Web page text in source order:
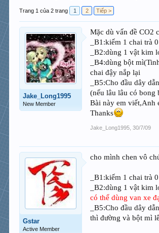
Trang 1 của 2 trang 1 2 Tiếp >
Jake_Long1995
New Member
Mặc dù vấn đề CO2
_B1:kiếm 1 chai trà
_B2:dùng 1 vật kim
_B4:dùng bột
chai đậy nắp lại
_B5:Cho đầu dây
(nếu lâu lâu có bong
Bài này em viết,Anh
Thanks
Jake_Long1995 30/7/09
Gstar
Active Member
cho mình chen vô
_B1:kiếm 1 chai trà
_B2:dùng 1 vật kim
có thể dùng van xe
_B5:Cho đầu dây
thì đường và bột mì